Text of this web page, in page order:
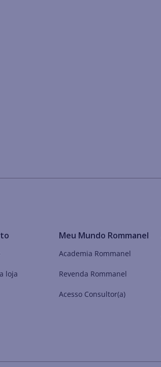
loja
Meu Mundo Rommanel
Academia Rommanel
Revenda Rommanel
Acesso Consultor(a)